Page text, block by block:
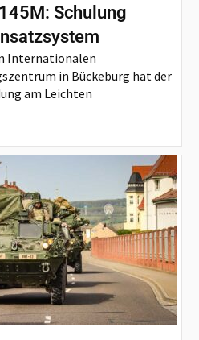
Schulung
Internationalen
in Bückeburg hat der
am Leichten